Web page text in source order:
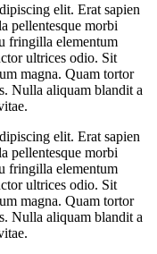
elit. Erat sapien
pellentesque morbi
fringilla elementum
ultrices odio. Sit
magna. Quam tortor
Nulla aliquam blandit a
elit. Erat sapien
pellentesque morbi
fringilla elementum
ultrices odio. Sit
magna. Quam tortor
Nulla aliquam blandit a